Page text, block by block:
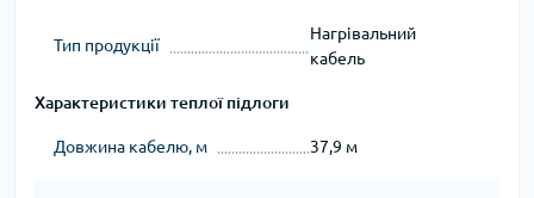
Тип продукції
Нагрівальний
кабель
Характеристики теплої підлоги
Довжина кабелю, м 37,9 м